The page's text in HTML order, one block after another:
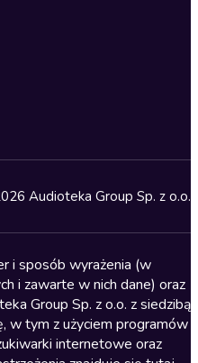
Audioteka Group Sp. z o.o.
i sposób wyrażenia (w
i zawarte w nich dane) oraz
Group Sp. z o.o. z siedzibą
w tym z użyciem programów
internetowe oraz